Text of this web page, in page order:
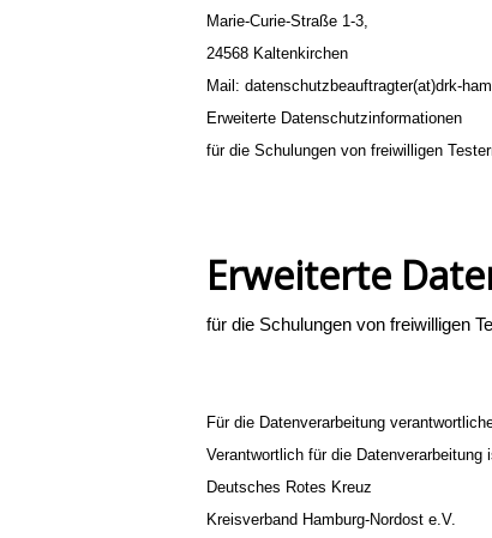
Marie-Curie-Straße 1-3,
24568 Kaltenkirchen
Mail: datenschutzbeauftragter(at)drk-
Erweiterte Datenschutzinformationen
für die Schulungen von freiwilligen
Erweiterte
für die Schulungen von freiwilligen
Für die Datenverarbeitung
Verantwortlich für die Datenverarbeitung
Deutsches Rotes Kreuz
Kreisverband Hamburg-Nordost e.V.